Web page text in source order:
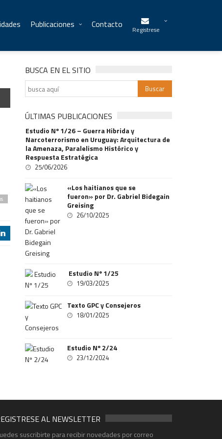
Publicaciones Contacto Registrese
BUSCA EN EL SITIO
ÚLTIMAS PUBLICACIONES
Estudio Nº 1/26 – Guerra Hibrida y
Narcoterrorismo en Uruguay: Arquitectura de
la Amenaza, Paralelismo Histórico y
Respuesta Estratégica
25/06/2026
«Los haitianos que se
fueron» por Dr. Gabriel Bidegain
Greising
26/10/2025
Estudio Nº 1/25
19/03/2025
Texto GPC y Consejeros
18/01/2025
Estudio Nº 2/24
23/12/2024
AL NEWSLETTER
suscribirte para recibir novedades por correo